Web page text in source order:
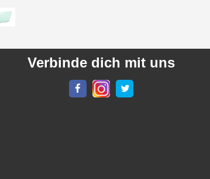
Verbinde dich mit uns